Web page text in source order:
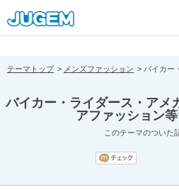
[pear_error: message="Success"
prefix="" info=""]
テーマトップ メンズファッション バイカー
バイカー・ライダース・アメ
アファッション
このテーマのついた